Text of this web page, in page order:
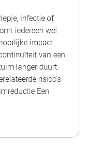
infectie of
iedereen wel
impact
van een
langer duurt.
risico’s
Een